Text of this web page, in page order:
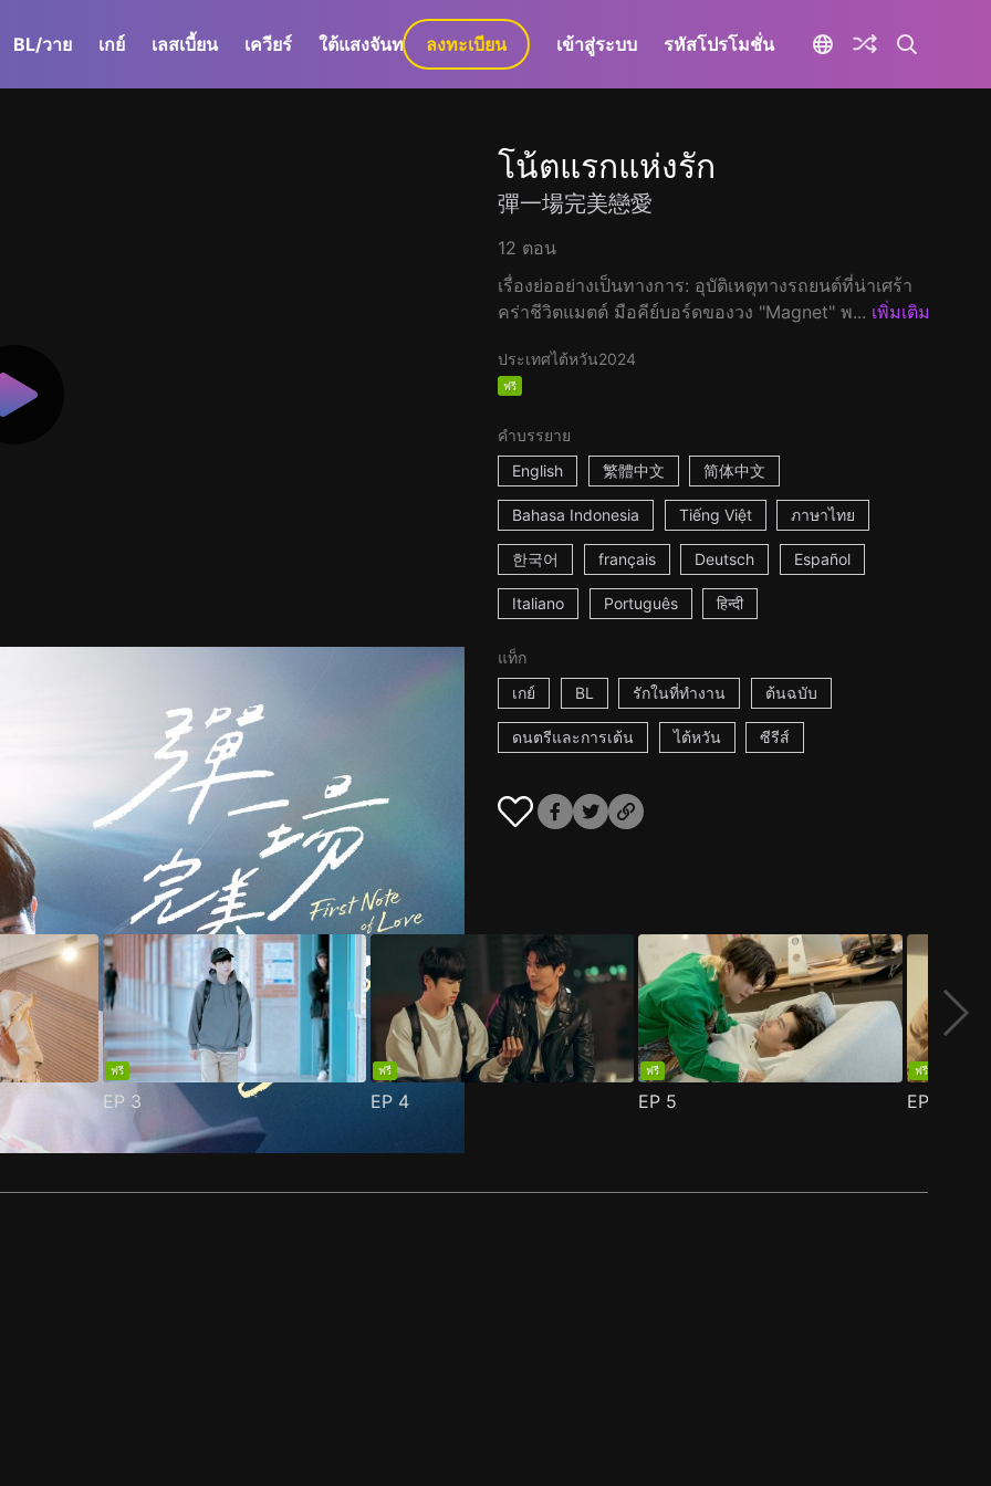
BL/วาย เกย์ เลสเบี้ยน เควียร์ ใต้แสงจันทร์ GaLa+
ลงทะเบียน เข้าสู่ระบบ รหัสโปรโมชั่น
โน้ตแรกแห่งรัก
彈一場完美戀愛
12 ตอน
เรื่องย่ออย่างเป็นทางการ: อุบัติเหตุทางรถยนต์ที่น่าเศร้า
คร่าชีวิตแมตต์ มือคีย์บอร์ดของวง "Magnet" พ... เพิ่มเติม
ประเทศไต้หวัน2024
ฟรี
คำบรรยาย
English
繁體中文 简体中文
Bahasa Indonesia Tiếng Việt ภาษาไทย
한국어 français Deutsch Español
Italiano Português हिन्दी
แท็ก
เกย์
BL รักในที่ทำงาน ต้นฉบับ
ดนตรีและการเต้น ไต้หวัน ซีรีส์
ฟรี
EP 3
ฟรี
EP 4
ฟรี
EP 5
ฟรี
EP